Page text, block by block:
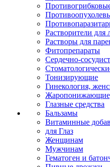
Растворители для
Растворы для
Фитопрепараты
Сердечно-
Тонизирующие
Гинекология,
Глазные средства
Бальзамы
Витаминные
для Глаз
Женщинам
Мужчинам
Гематоген и